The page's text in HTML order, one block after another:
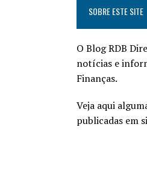
SOBRE ESTE SITE
O Blog RDB
notícias e
Finanças.
Veja aqui
publicadas em